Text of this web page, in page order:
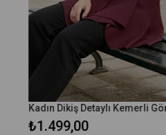
₺1.499,00